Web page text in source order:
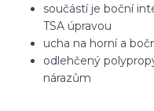
součástí je boční
TSA úpravou
ucha na horní a
odlehčený
nárazům